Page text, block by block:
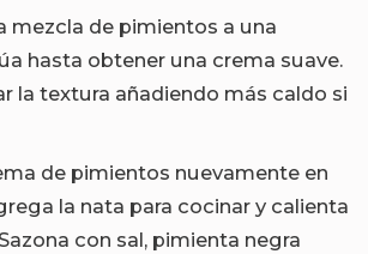
mezcla de pimientos a una
hasta obtener una crema suave.
la textura añadiendo más caldo si
de pimientos nuevamente en
la nata para cocinar y calienta
con sal, pimienta negra